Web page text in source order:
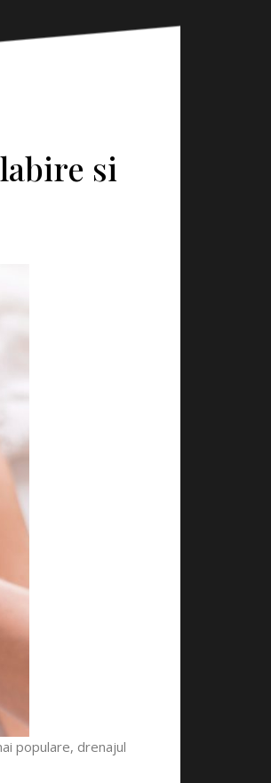
si
populare, drenajul